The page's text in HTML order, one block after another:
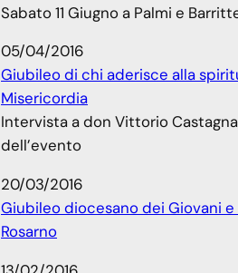
Sabato 11 Giugno a Palmi e
05/04/2016
Giubileo di chi aderisce alla
Misericordia
Intervista a don Vittorio
dell’evento
20/03/2016
Giubileo diocesano dei Giovani e
Rosarno